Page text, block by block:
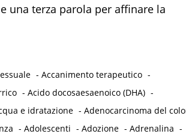
una terza parola per affinare la
- Accanimento terapeutico -
- Acido docosaesaenoico (DHA) -
e idratazione - Adenocarcinoma del
- Adolescenti - Adozione - Adrenalina -